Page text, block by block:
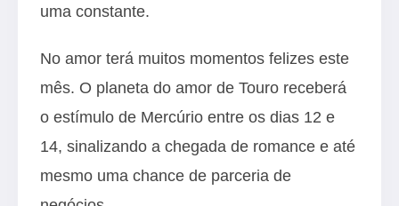
uma constante.
No amor terá muitos momentos felizes este
mês. O planeta do amor de Touro receberá
o estímulo de Mercúrio entre os dias 12 e
14, sinalizando a chegada de romance e até
mesmo uma chance de parceria de